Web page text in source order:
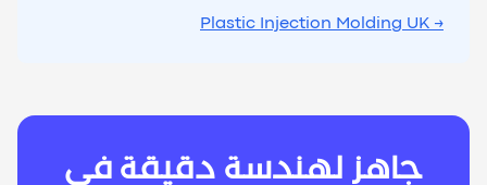
→ Plastic Injection Molding UK
جاهز لهندسة دقيقة في